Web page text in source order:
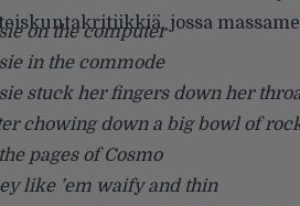
jossa
on the computer
in the commode
stuck her fingers down her
chowing down a big bowl of
pages of Cosmo
like ’em waify and thin